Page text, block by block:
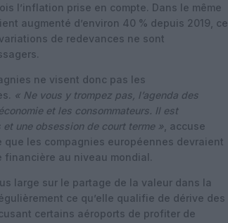
l’inflation prise en compte. Dans le même
augmenté d’environ 40 % depuis 2019, ce
de redevances ne sont
ne visent donc pas les
« Ne vous y trompez pas, l’agenda des
et les consommateurs. Il est
une obsession de court terme » , accuse
les compagnies européennes devraient
au niveau mondial.
large sur le partage de la valeur dans la
ce qu’elle qualifie de dérive des
certains aéroports de profiter de